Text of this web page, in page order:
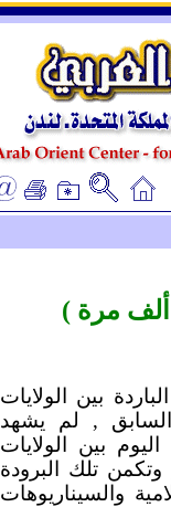
مرة )
بين الولايات
السابق , لم يشهد
بين الولايات
, وتكمن تلك البرودة
والسيناريوهات